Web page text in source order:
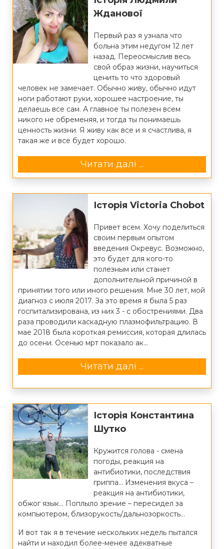
Жданової
Первый раз я узнала что
больна этим недугом 12 лет
назад. Переосмыслив весь
свой образ жизни, научиться
ценить то что здоровый
человек не замечает. Обычно живу, обычно идут
ноги работают руки, хорошее настроение, ты
делаешь все сам. А главное ты полезен всем
никого не обременяя, и тогда ты понимаешь
ценность жизни. Я живу как все и я счастлива, я
такая же и все будет хорошо.
Читати далі ...
Історія Victoria Chobot
Привет всем. Хочу поделиться
своим первым опытом
введения Окревус. Возможно,
это будет для кого-то
полезным или станет
дополнительной причиной в
принятии того или иного решения. Мне 30 лет, мой
диагноз с июля 2017. За это время я была 5 раз
госпитализирована, из них 3 - с обострениями. Два
раза проводили каскадную плазмофильтрацию. В
мае 2018 была короткая ремиссия, которая длилась
до осени. Осенью мрт показало ак...
Читати далі ...
Історія Константина
Шутко
Кружится голова - смена
погоды, реакция на
антибиотики, последствия
гриппа… Изменения вкуса –
реакция на антибиотики,
обжог язык… Поплыло зрение – пересидел за
компьютером, близорукость/дальнозоркость…
И вот так я в течение нескольких недель пытался
найти и находил более-менее адекватные